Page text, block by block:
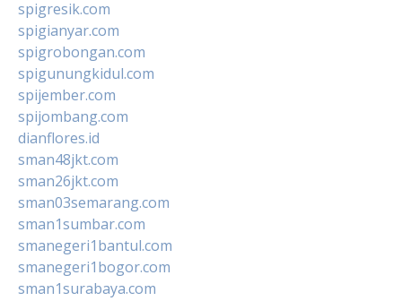
spigresik.com
spigianyar.com
spigrobongan.com
spigunungkidul.com
spijember.com
spijombang.com
dianflores.id
sman48jkt.com
sman26jkt.com
sman03semarang.com
sman1sumbar.com
smanegeri1bantul.com
smanegeri1bogor.com
sman1surabaya.com